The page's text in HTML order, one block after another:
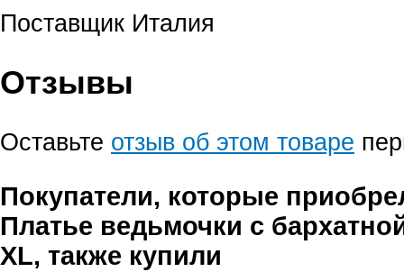
Поставщик Италия
Отзывы
Оставьте отзыв об этом товаре
Покупатели, которые
Платье ведьмочки с
XL, также купили